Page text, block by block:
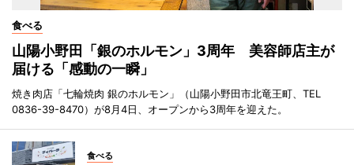
食べる
山陽小野田「銀のホルモン」3周年 美容師店主が
届ける「感動の一瞬」
焼き肉店「七輪焼肉 銀のホルモン」（山陽小野田市北竜王町、TEL
0836-39-8470）が8月4日、オープンから3周年を迎えた。
食べる